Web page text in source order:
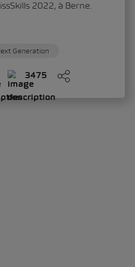
2022, à Berne.
Generation
3475